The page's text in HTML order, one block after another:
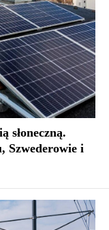
słoneczną.
Szwederowie i